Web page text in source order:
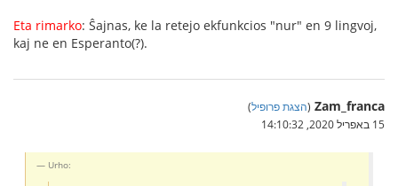
Eta rimarko: Ŝajnas, ke la retejo ekfunkcios "nur" en 9 lingvoj,
kaj ne en Esperanto(?).
Zam_franca
(הצגת פרופיל)
15 באפריל 2020, 14:10:32
Urho: